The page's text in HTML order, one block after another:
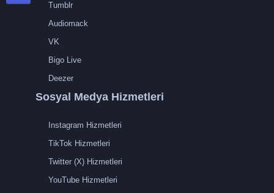
Tumblr
Audiomack
VK
Bigo Live
Deezer
Sosyal Medya Hizmetleri
Instagram Hizmetleri
TikTok Hizmetleri
Twitter (X) Hizmetleri
YouTube Hizmetleri